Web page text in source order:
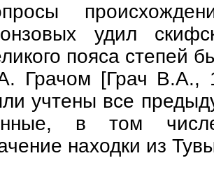
удил
пояса степей
Грачом [Грач В.А.,
учтены все
в том
находки из